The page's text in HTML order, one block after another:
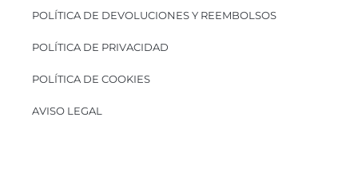
POLÍTICA DE DEVOLUCIONES Y REEMBOLSOS
POLÍTICA DE PRIVACIDAD
POLÍTICA DE COOKIES
AVISO LEGAL